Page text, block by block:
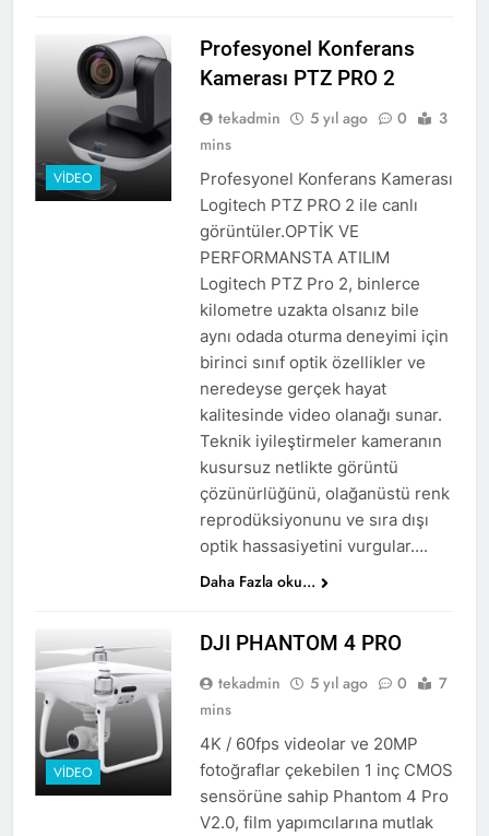
VIDEO
Profesyonel Konferans
Kamerası PTZ PRO 2
tekadmin 5 yıl ago 0
3
mins
Profesyonel Konferans Kamerası
Logitech PTZ PRO 2 ile canlı
görüntüler.OPTİK VE
PERFORMANSTA ATILIM
Logitech PTZ Pro 2, binlerce
kilometre uzakta olsanız bile
aynı odada oturma deneyimi için
birinci sınıf optik özellikler ve
neredeyse gerçek hayat
kalitesinde video olanağı sunar.
Teknik iyileştirmeler kameranın
kusursuz netlikte görüntü
çözünürlüğünü, olağanüstü renk
reprodüksiyonunu ve sıra dışı
optik hassasiyetini vurgular….
Daha Fazla oku...
VIDEO
DJI PHANTOM 4 PRO
tekadmin 5 yıl ago 0
7
mins
4K / 60fps videolar ve 20MP
fotoğraflar çekebilen 1 inç CMOS
sensörüne sahip Phantom 4 Pro
V2.0, film yapımcılarına mutlak